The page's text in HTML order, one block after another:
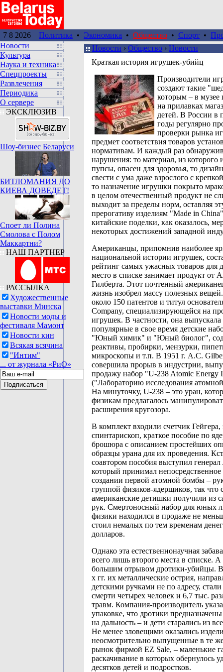
7 8 2026 Политика • Экономика • Общество • Спорт •
Новости
Культура
Наука и техника
Спецпроекты
Развлечения
Периодика
О сервере
ЭКСКЛЮЗИВ
Шоу-бизнес Беларуси
БИТЛОМАНИЯ ДО
КИЕВА ДОВЕДЕТ!
Споет ли Полина
Смолова с Полом
Маккартни?
НАШ ПАРТНЕР
РАССЫЛКА
Художественные
выставки Минска
Новости моды и
фестиваля Мамонт
Новости кин
Всякая всячина
"Интим"
... от журнала «РиО»
Новости › Общество › Новости
Краткая история игрушек-убийц
Производители
создают такие
которым – в музее
на прилавках
детей. В России в
годы регулярно
проверки рынка
предмет соответствия товаров
нормативам. И каждый раз
нарушения: то материал, из которого
пупсы, опасен для здоровья, то
свести с ума даже взрослого с
то назначение игрушки покрыто
в целом отечественный продукт не
выходит за пределы норм, оставляя
прерогативу изделиям "Made in
китайские поделки, как оказалось,
некоторых достижений западной
Американцы, припомнив наиболее
национальной истории игрушек,
рейтинг самых ужасных товаров для
место в списке занимает продукт от
Гилберта. Этот почтенный
жизнь изобрел массу полезных
около 150 патентов и титул
Company, специализирующейся на
игрушек. В частности, она выпускала
популярные в свое время детские
"Юный химик" и "Юный биолог",
реактивы, пробирки, мензурки,
микроскопы и т.п. В 1951 г. A.C.
совершила прорыв в индустрии,
продажу набор "U-238 Atomic Energy
("Лабораторию исследования
На минуточку, U-238 – это уран,
физикам предлагалось
расширения кругозора.
В комплект входили счетчик Гейгера,
спинтарископ, краткое пособие по
брошюра с описанием простейших
образцы урана для их проведения.
соавтором пособия выступил
который принимал непосредственное
создании первой атомной бомбы –
группой физиков-ядерщиков, так что
американские детишки получили из
рук. Смертоносный набор для юных
физики находился в продаже не
стоил немалых по тем временам
долларов.
Однако эта естественнонаучная
всего лишь второго места в списке.
большим отрывом дротики-убийцы. В
х гг. их металлические острия,
детскими ручками не по адресу,
смерти четырех человек и 6,7 тыс.
травм. Компания-производитель
упаковке, что дротики
на дальность – и дети старались из
Не менее зловещими оказались
неосмотрительно выпущенные в те
рынок фирмой EZ Sale, – маленькие
раскачивание в которых обернулось
десятков детей и подростков.